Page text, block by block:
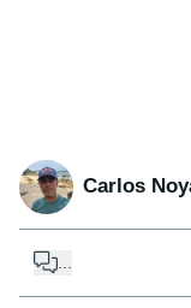
Carlos